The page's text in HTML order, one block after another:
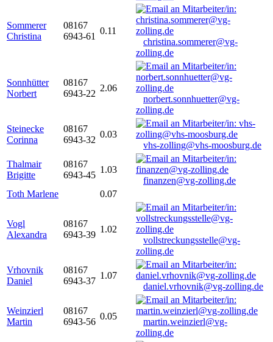
Sommerer
Christina
08167
6943-61
0.11
christina.sommerer@vg-
zolling.de
Sonnhütter
Norbert
08167
6943-22
2.06
norbert.sonnhuetter@vg-
zolling.de
Steinecke
Corinna
08167
6943-32
0.03
vhs-zolling@vhs-moosburg.de
Thalmair
Brigitte
08167
6943-45
1.03
finanzen@vg-zolling.de
Toth Marlene
0.07
Vogl
Alexandra
08167
6943-39
1.02
vollstreckungsstelle@vg-
zolling.de
Vrhovnik
Daniel
08167
6943-37
1.07
daniel.vrhovnik@vg-zolling.de
Weinzierl
Martin
08167
6943-56
0.05
martin.weinzierl@vg-
zolling.de